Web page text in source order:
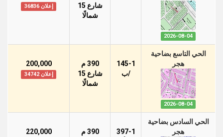
2026-08-04
شارع 15
شمالًا
إعلان 36836
الحي التاسع بضاحية
هجر
2026-08-04
145-1
/ب
390 م
شارع 15
شمالًا
200,000
إعلان 34742
الحي السادس بضاحية
هجر
397-1
390 م
220,000